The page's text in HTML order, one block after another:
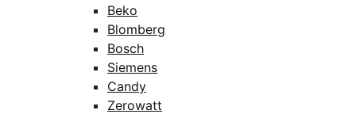
Beko
Blomberg
Bosch
Siemens
Candy
Zerowatt